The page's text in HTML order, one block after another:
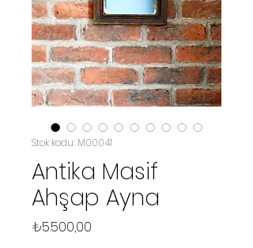
Stok kodu: M00041
Antika Masif
Ahşap Ayna
₺5.500,00